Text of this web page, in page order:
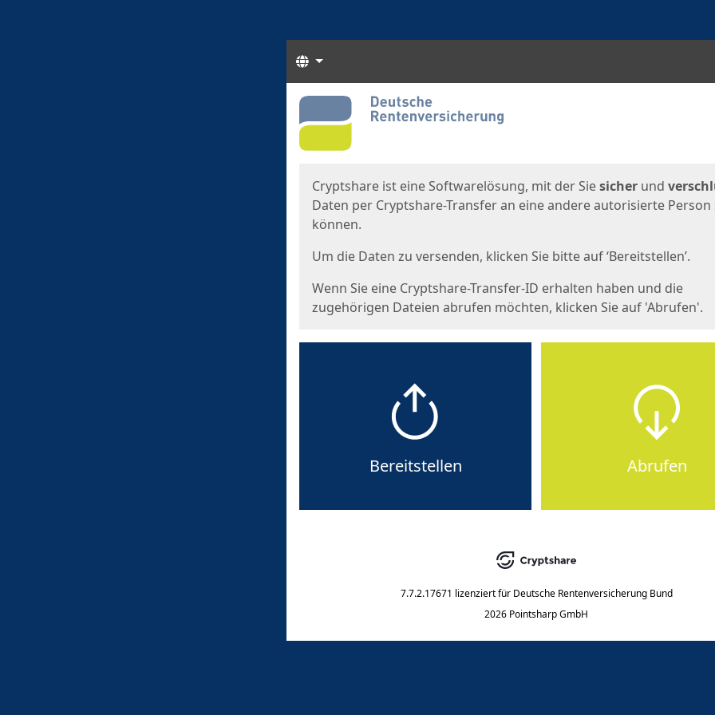
Sprachen
Start
Cryptshare ist eine Softwarelösung, mit der Siesicher und
Daten per Cryptshare-Transfer an eine andere autorisierte Person
können.
Um die Daten zu versenden, klicken Sie bitte auf ‘Bereitstellen’.
Wenn Sie eine Cryptshare-Transfer-ID erhalten haben und die
zugehörigen Dateien abrufen möchten, klicken Sie auf 'Abrufen'.
Bereitstellen Abrufen
7.7.2.17671 lizenziert für Deutsche Rentenversicherung Bund
2026 Pointsharp GmbH